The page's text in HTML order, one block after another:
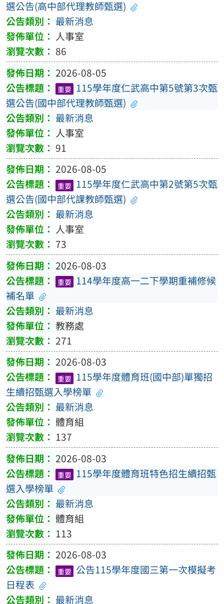
選公告(高中部代理教師甄選)
最新消息
人事室
86
2026-08-05
重要 115學年度仁武高中第5號第3次甄
選公告(國中部代理教師甄選)
最新消息
人事室
91
2026-08-05
重要 115學年度仁武高中第2號第5次甄
選公告(國中部代課教師甄選)
最新消息
人事室
73
2026-08-03
重要 114學年度高一二下學期重補修候
補名單
最新消息
教務處
271
2026-08-03
重要 115學年度體育班(國中部)單獨招
生續招甄選入學榜單
最新消息
體育組
137
2026-08-03
重要 115學年度體育班特色招生續招甄
選入學榜單
最新消息
體育組
113
2026-08-03
重要 公告115學年度國三第一次模擬考
日程表
最新消息